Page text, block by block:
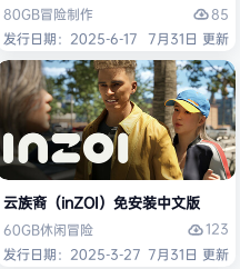
80GB冒险制作
85
发行日期：2025-6-17 7月31日 更新
云族裔（inZOI）免安装中文版
60GB休闲冒险
123
发行日期：2025-3-27 7月31日 更新